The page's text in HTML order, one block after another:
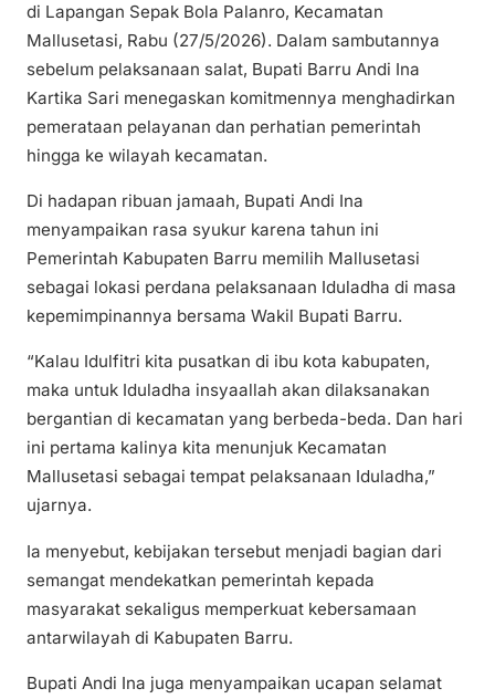
di Lapangan Sepak Bola Palanro, Kecamatan
Mallusetasi, Rabu (27/5/2026). Dalam sambutannya
sebelum pelaksanaan salat, Bupati Barru Andi Ina
Kartika Sari menegaskan komitmennya menghadirkan
pemerataan pelayanan dan perhatian pemerintah
hingga ke wilayah kecamatan.
Di hadapan ribuan jamaah, Bupati Andi Ina
menyampaikan rasa syukur karena tahun ini
Pemerintah Kabupaten Barru memilih Mallusetasi
sebagai lokasi perdana pelaksanaan Iduladha di masa
kepemimpinannya bersama Wakil Bupati Barru.
“Kalau Idulfitri kita pusatkan di ibu kota kabupaten,
maka untuk Iduladha insyaallah akan dilaksanakan
bergantian di kecamatan yang berbeda-beda. Dan hari
ini pertama kalinya kita menunjuk Kecamatan
Mallusetasi sebagai tempat pelaksanaan Iduladha,”
ujarnya.
Ia menyebut, kebijakan tersebut menjadi bagian dari
semangat mendekatkan pemerintah kepada
masyarakat sekaligus memperkuat kebersamaan
antarwilayah di Kabupaten Barru.
Bupati Andi Ina juga menyampaikan ucapan selamat